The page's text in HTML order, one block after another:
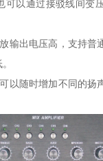
可以通过接驳线间变
输出电压高，支持普
以随时增加不同的扬